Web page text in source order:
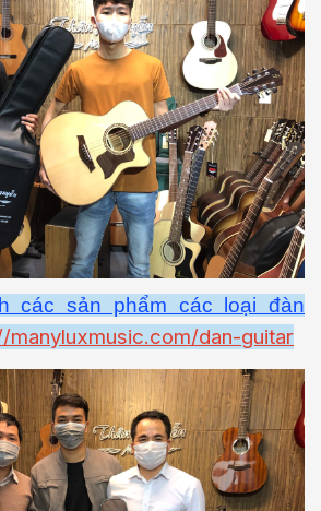
các sản phẩm các loại đàn
manyluxmusic.com/dan-guitar